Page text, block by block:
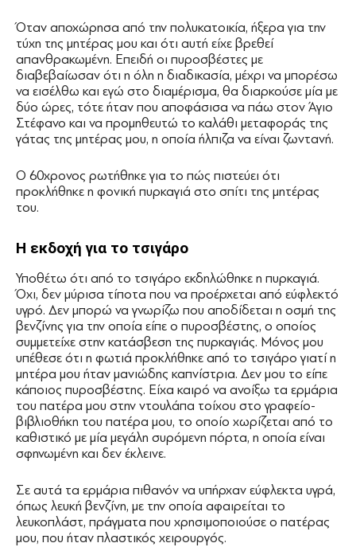
Όταν αποχώρησα από την πολυκατοικία, ήξερα για την
τύχη της μητέρας μου και ότι αυτή είχε βρεθεί
απανθρακωμένη. Επειδή οι πυροσβέστες με
διαβεβαίωσαν ότι η όλη η διαδικασία, μέχρι να μπορέσω
να εισέλθω και εγώ στο διαμέρισμα, θα διαρκούσε μία με
δύο ώρες, τότε ήταν που αποφάσισα να πάω στον Άγιο
Στέφανο και να προμηθευτώ το καλάθι μεταφοράς της
γάτας της μητέρας μου, η οποία ήλπιζα να είναι ζωντανή.
Ο 60χρονος ρωτήθηκε για το πώς πιστεύει ότι
προκλήθηκε η φονική πυρκαγιά στο σπίτι της μητέρας
του.
Η εκδοχή για το τσιγάρο
Υποθέτω ότι από το τσιγάρο εκδηλώθηκε η πυρκαγιά.
Όχι, δεν μύρισα τίποτα που να προέρχεται από εύφλεκτό
υγρό. Δεν μπορώ να γνωρίζω που αποδίδεται η οσμή της
βενζίνης για την οποία είπε ο πυροσβέστης, ο οποίος
συμμετείχε στην κατάσβεση της πυρκαγιάς. Μόνος μου
υπέθεσε ότι η φωτιά προκλήθηκε από το τσιγάρο γιατί η
μητέρα μου ήταν μανιώδης καπνίστρια. Δεν μου το είπε
κάποιος πυροσβέστης. Είχα καιρό να ανοίξω τα ερμάρια
του πατέρα μου στην ντουλάπα τοίχου στο γραφείο-
βιβλιοθήκη του πατέρα μου, το οποίο χωρίζεται από το
καθιστικό με μία μεγάλη συρόμενη πόρτα, η οποία είναι
σφηνωμένη και δεν έκλεινε.
Σε αυτά τα ερμάρια πιθανόν να υπήρχαν εύφλεκτα υγρά,
όπως λευκή βενζίνη, με την οποία αφαιρείται το
λευκοπλάστ, πράγματα που χρησιμοποιούσε ο πατέρας
μου, που ήταν πλαστικός χειρουργός.